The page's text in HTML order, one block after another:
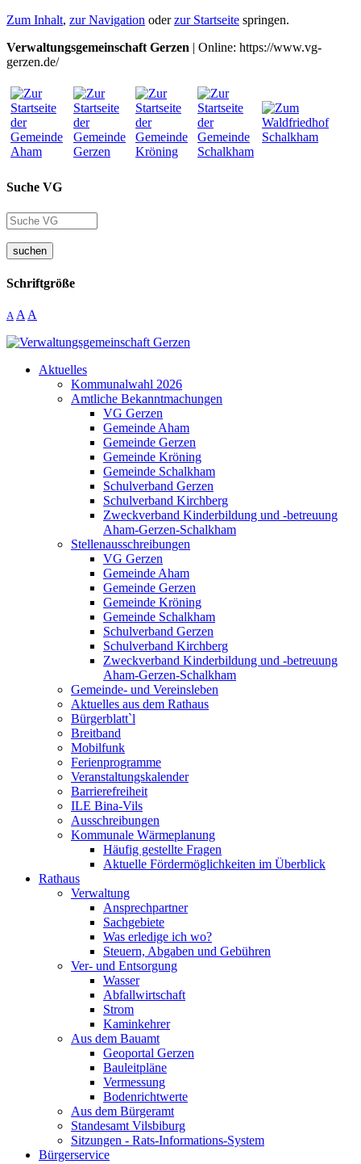
Zum Inhalt, zur Navigation oderzur Startseite springen.
Verwaltungsgemeinschaft Gerzen | Online: https://www.vg-
gerzen.de/
Suche VG
suchen
Schriftgröße
A A A
Aktuelles
Kommunalwahl 2026
Amtliche Bekanntmachungen
VG Gerzen
Gemeinde Aham
Gemeinde Gerzen
Gemeinde Kröning
Gemeinde Schalkham
Schulverband Gerzen
Schulverband Kirchberg
Zweckverband Kinderbildung und -betreuung
Aham-Gerzen-Schalkham
Stellenausschreibungen
VG Gerzen
Gemeinde Aham
Gemeinde Gerzen
Gemeinde Kröning
Gemeinde Schalkham
Schulverband Gerzen
Schulverband Kirchberg
Zweckverband Kinderbildung und -betreuung
Aham-Gerzen-Schalkham
Gemeinde- und Vereinsleben
Aktuelles aus dem Rathaus
Bürgerblatt`l
Breitband
Mobilfunk
Ferienprogramme
Veranstaltungskalender
Barrierefreiheit
ILE Bina-Vils
Ausschreibungen
Kommunale Wärmeplanung
Häufig gestellte Fragen
Aktuelle Fördermöglichkeiten im Überblick
Rathaus
Verwaltung
Ansprechpartner
Sachgebiete
Was erledige ich wo?
Steuern, Abgaben und Gebühren
Ver- und Entsorgung
Wasser
Abfallwirtschaft
Strom
Kaminkehrer
Aus dem Bauamt
Geoportal Gerzen
Bauleitpläne
Vermessung
Bodenrichtwerte
Aus dem Bürgeramt
Standesamt Vilsbiburg
Sitzungen - Rats-Informations-System
Bürgerservice